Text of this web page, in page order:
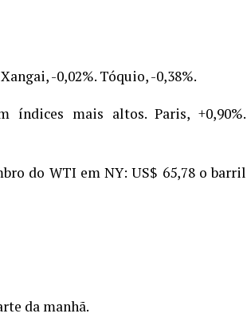
-0,02%. Tóquio, -0,38%.
índices mais altos. Paris, +0,90%.
do WTI em NY: US$ 65,78 o barril
da manhã.